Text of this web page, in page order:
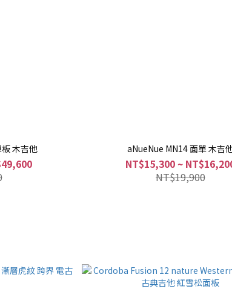
木吉他 aNueNue MN14 面單 木吉
NT$15,300 ~
NT$19,900